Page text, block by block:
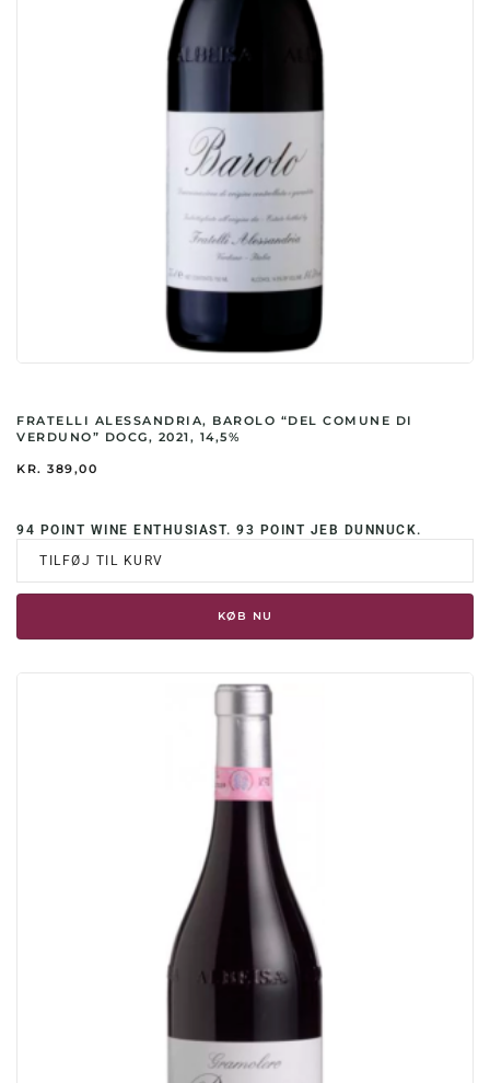
FRATELLI ALESSANDRIA, BAROLO “DEL COMUNE DI
VERDUNO” DOCG, 2021, 14,5%
KR. 389,00
94 POINT WINE ENTHUSIAST. 93 POINT JEB DUNNUCK.
TILFØJ TIL KURV
KØB NU